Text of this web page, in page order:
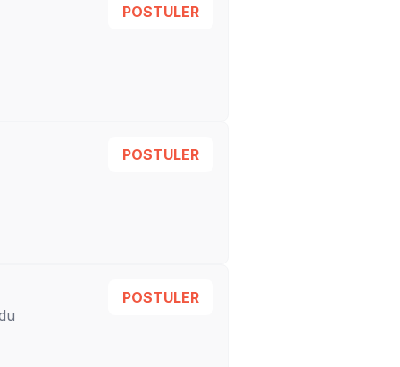
POSTULER
POSTULER
POSTULER